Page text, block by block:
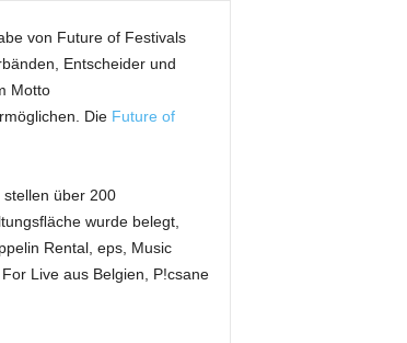
von Future of Festivals
Entscheider und
Motto
Die Future of
über 200
wurde belegt,
Rental, eps, Music
Live aus Belgien, P!csane